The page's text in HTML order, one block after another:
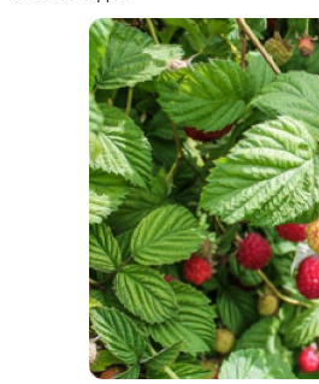
Грунт для посадки
Сезон для посадки